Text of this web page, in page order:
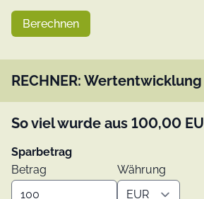
Berechnen
RECHNER:
So viel wurde aus 100,00
Sparbetrag
Betrag
Währung